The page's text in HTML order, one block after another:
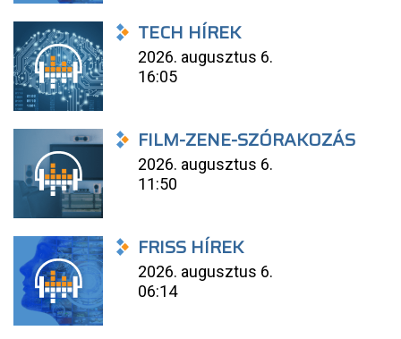
TECH HÍREK
2026. augusztus 6.
16:05
FILM-ZENE-SZÓRAKOZÁS
2026. augusztus 6.
11:50
FRISS HÍREK
2026. augusztus 6.
06:14